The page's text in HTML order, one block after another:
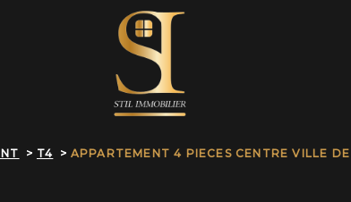
T4 APPARTEMENT 4 PIECES CENTRE VILLE